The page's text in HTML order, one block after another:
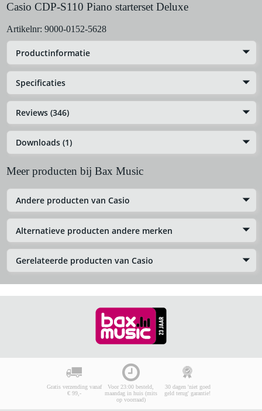
Casio CDP-S110 Piano starterset Deluxe
Artikelnr: 9000-0152-5628
Productinformatie
Specificaties
Reviews (346)
Downloads (1)
Meer producten bij Bax Music
Andere producten van Casio
Alternatieve producten andere merken
Gerelateerde producten van Casio
Gratis verzending vanaf
€ 99,-
Voor 23:00 besteld,
maandag in huis (mits
op voorraad)
30 dagen 'niet goed
geld terug' garantie!